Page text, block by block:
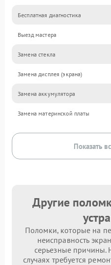
Бесплатная диагностика
Выезд мастера
Замена стекла
Замена дисплея (экрана)
Замена аккумулятора
Замена материнской платы
Показать
Другие
Поломки, которые на
неисправность
серьезные
случаях требуется